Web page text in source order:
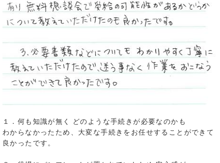
１．何も知識が無く どのような手続きが必要なのかも
わからなかったため、大変な手続きをお任せすることができて
良かったです。